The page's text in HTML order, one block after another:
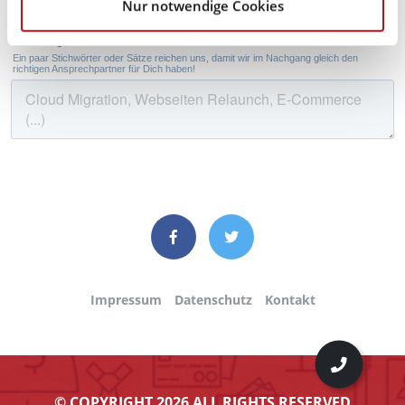
Nur notwendige Cookies
Impressum Datenschutz Kontakt